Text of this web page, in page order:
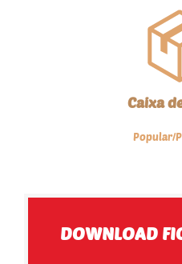
Caixa
Popular/
DOWNLOAD